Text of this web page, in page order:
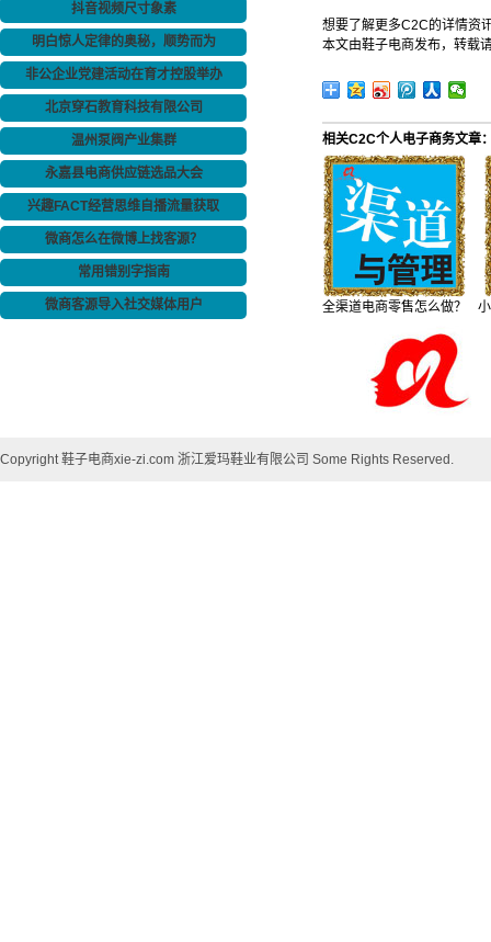
想要了解更多C2C的详情资
本文由鞋子电商发布，转载
相关C2C个人电子商务文章
全渠道电商零售怎么做？
抖音视频尺寸象素
明白惊人定律的奥秘，顺势而为
非公企业党建活动在育才控股举办
北京穿石教育科技有限公司
温州泵阀产业集群
永嘉县电商供应链选品大会
兴趣FACT经营思维自播流量获取
微商怎么在微博上找客源？
常用错别字指南
微商客源导入社交媒体用户
Copyright 鞋子电商xie-zi.com 浙江爱玛鞋业有限公司 Some Rights Reserved.